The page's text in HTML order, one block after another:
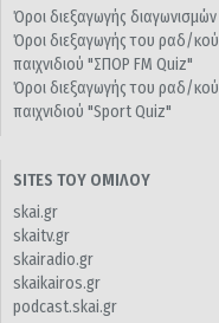
Όροι διεξαγωγής διαγωνισμών
Όροι διεξαγωγής του ραδ/κού
παιχνιδιού "ΣΠΟΡ FM Quiz"
Όροι διεξαγωγής του ραδ/κού
παιχνιδιού "Sport Quiz"
SITES ΤΟΥ ΟΜΙΛΟΥ
skai.gr
skaitv.gr
skairadio.gr
skaikairos.gr
podcast.skai.gr